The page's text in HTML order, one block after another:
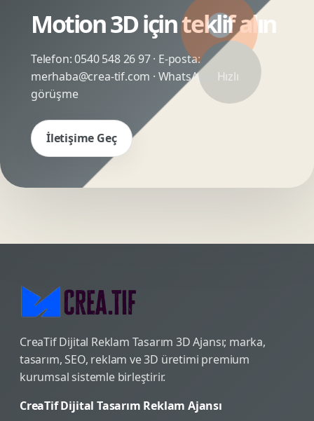
Motion 3D için teklif alın
Telefon:0540 548 26 97· E-posta:
merhaba@crea-tif.com · WhatsApp:
Hızlı
görüşme
İletişime Geç
CreaTif Dijital Reklam Tasarım 3D Ajansı; marka,
tasarım, SEO, reklam ve 3D üretimi premium
kurumsal sistemle birleştirir.
CreaTif Dijital Tasarım Reklam Ajansı